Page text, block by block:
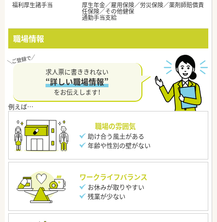
福利厚生諸手当
厚生年金／雇用保険／労災保険／薬剤師賠償責
任保険／その他健保
通勤手当支給
職場情報
求人票に書ききれない
“詳しい職場情報”
をお伝えします！
職場の雰囲気
助け合う風土がある
年齢や性別の壁がない
ワークライフバランス
お休みが取りやすい
残業が少ない